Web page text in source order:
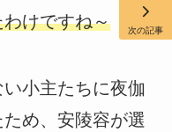
わけですね～
小主たちに夜伽
め、安陵容が選
次の記事